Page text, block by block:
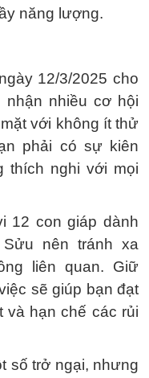
năng lượng.
12/3/2025 cho
nhiều cơ hội
với không ít thử
phải có sự kiên
thích nghi với mọi
12 con giáp dành
nên tránh xa
liên quan. Giữ
sẽ giúp bạn đạt
và hạn chế các rủi
số trở ngại, nhưng